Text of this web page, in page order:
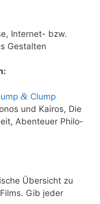
Inter­net- bzw.
Gestalten
& Clump
und Kai­ros, Die
Aben­teu­er Phi­lo­
Über­sicht zu
Gib jeder